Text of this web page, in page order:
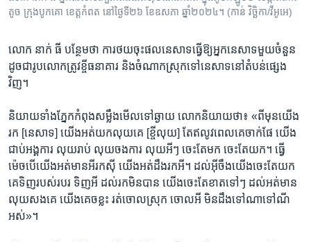
តូច ក្រុងបូកគោ ខេត្តកំពត នៅថ្ងៃទី២៦ ខែឧសភា ឆ្នាំ២០២៤។ (កាន់ វិច្ឆិកា/វីអូអេ)
​លោក​ នាក់ ធី បន្ថែម​ថា ការ​ថយ​ចុះ​ផល​នេសាទ​ធ្វើ​ឱ្យ​អ្នក​នេសាទ​មួយ​ចំនួន​
ដូចជា​រូបលោក​ត្រូវ​ខ្ចី​ធនាគារ និង​ចំណាក​ស្រុក​ទៅ​នេសាទ​នៅ​តំបន់​ផ្សេង
វិញ។
​និយាយ​ទាំង​ភ្នែក​កំពុង​សម្លឹង​មើល​ទៅ​ឆ្ងាយ លោកនិយាយ​ថា៖ «ពីមុន​យើង​
រក [នេសាទ] យើង​អត់​យក​លុយ​គេ [ខ្ចីលុយ] តែ​ឥលូវ​ពេល​គេ​ចាក់ផែ យើង​
ជាប់​អង្គការ លុយ​រាប់ លុយ​ចងការ លុយ​អីៗ​ ចេះតែ​មក ចេះ​តែយក។ ធ្វើ
ម៉េចបើយើង​អត់​មាន​អី​រក​ស៊ី យើង​អត់​ដឹង​រកអី។ ដល់​អ៊ីចឹង​យើង​ចេះ​តែយក
គេ​ទិញ​របស់​របរ ទិញ​អី ដល់​រក​មិន​បាន ​យើងចេះ​តែ​ខាត​ទៅៗ ដល់​អត់​មាន​
លុយ​សង​គេ យើង​គេច​ខ្លះ រត់​ចោល​ស្រុក ចោលអី មិន​ដឹង​ទៅ​ណា​ទៅ​ណី​
អស់​»។